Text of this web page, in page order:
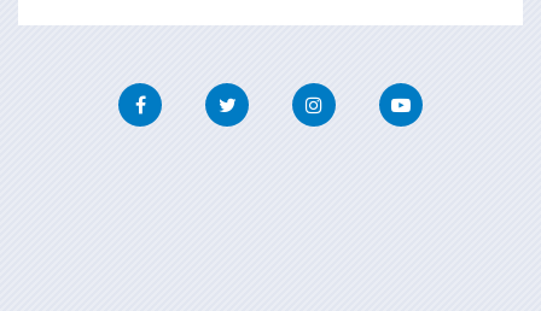
FacebookTwitter InstagramYoutube